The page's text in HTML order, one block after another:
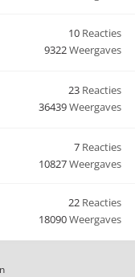
10 Reacties
9322Weergaves
23 Reacties
36439Weergaves
7 Reacties
10827Weergaves
22 Reacties
18090Weergaves